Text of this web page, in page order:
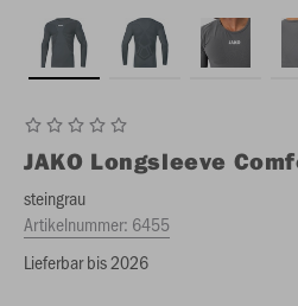
JAKO Longsleeve
steingrau
Artikelnummer: 6455
Lieferbar bis 2026